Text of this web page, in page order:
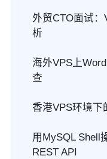
外贸CTO面试
析
海外VPS上
查
香港VPS环境下
用MySQL Shell
REST API